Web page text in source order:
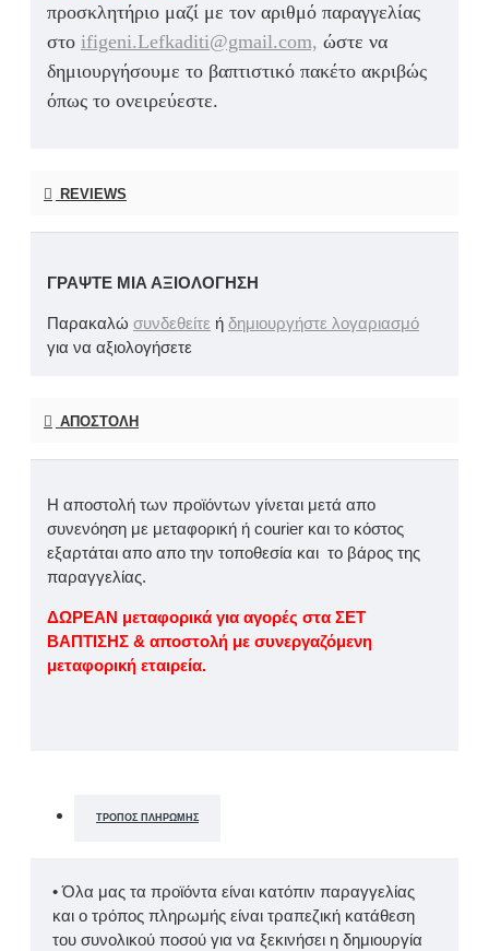
προσκλητήριο μαζί με τον αριθμό παραγγελίας
στο ifigeni.Lefkaditi@gmail.com, ώστε να
δημιουργήσουμε το βαπτιστικό πακέτο ακριβώς
όπως το ονειρεύεστε.
REVIEWS
ΓΡΆΨΤΕ ΜΙΑ ΑΞΙΟΛΌΓΗΣΗ
Παρακαλώ συνδεθείτε ή δημιουργήστε λογαριασμό
για να αξιολογήσετε
ΑΠΟΣΤΟΛΉ
Η αποστολή των προϊόντων γίνεται μετά απο
συνενόηση με μεταφορική ή courier και το κόστος
εξαρτάται απο απο την τοποθεσία και το βάρος της
παραγγελίας.
ΔΩΡΕΑΝ μεταφορικά για αγορές στα ΣΕΤ
ΒΑΠΤΙΣΗΣ & αποστολή με συνεργαζόμενη
μεταφορική εταιρεία.
ΤΡΌΠΟΣ ΠΛΗΡΩΜΉΣ
• Όλα μας τα προϊόντα είναι κατόπιν παραγγελίας
και ο τρόπος πληρωμής είναι τραπεζική κατάθεση
του συνολικού ποσού για να ξεκινήσει η δημιουργία